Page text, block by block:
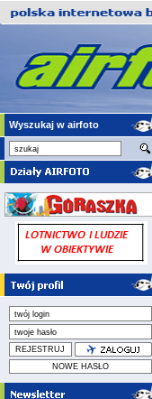
Wyszukaj w airfoto